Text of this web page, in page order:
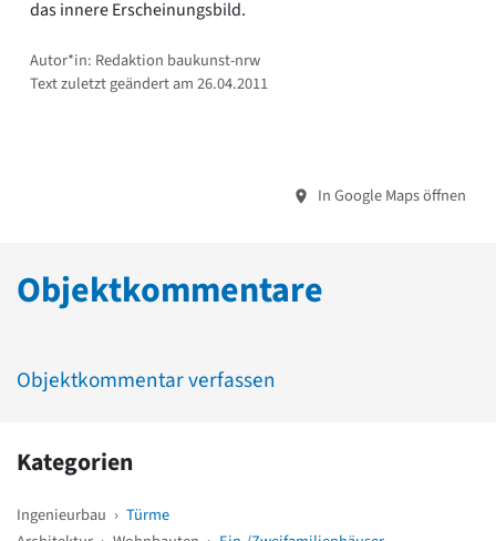
das innere Erscheinungsbild.
Autor*in: Redaktion baukunst-nrw
Text zuletzt geändert am 26.04.2011
In Google Maps öffnen
Objektkommentare
Objektkommentar verfassen
Kategorien
Ingenieurbau › Türme